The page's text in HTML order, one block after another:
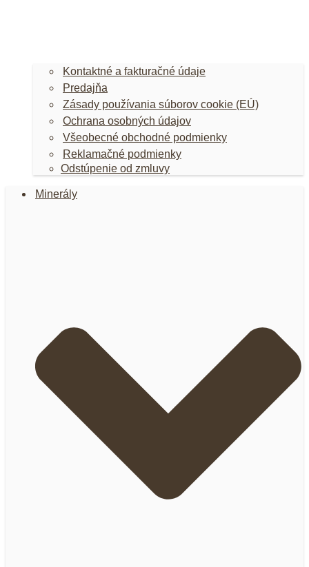
Kontaktné a fakturačné údaje
Predajňa
Zásady používania súborov cookie (EÚ)
Ochrana osobných údajov
Všeobecné obchodné podmienky
Reklamačné podmienky
Odstúpenie od zmluvy
Minerály